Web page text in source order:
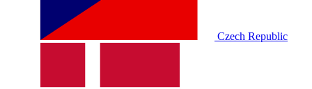
Czech Republic